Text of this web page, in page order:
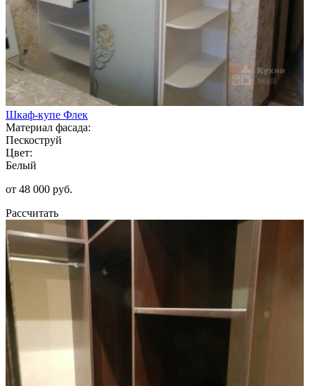
Шкаф-купе Флек
Материал фасада:
Пескоструй
Цвет:
Белый
от 48 000 руб.
Рассчитать